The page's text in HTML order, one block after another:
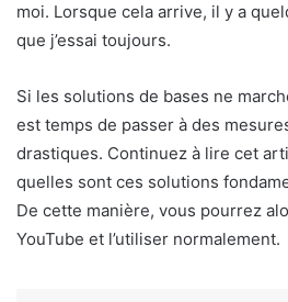
moi. Lorsque cela arrive, il y a
que j’essai toujours.
Si les solutions de bases ne
est temps de passer à des
drastiques. Continuez à lire cet
quelles sont ces solutions
De cette manière, vous pourrez
YouTube et l’utiliser normalement.